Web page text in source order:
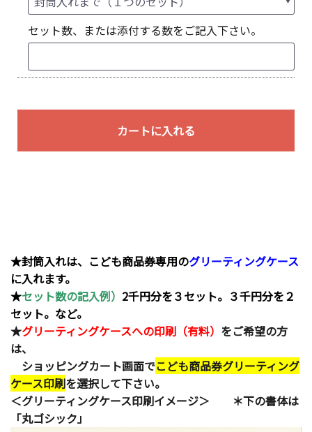
セット数、または添付する数をご記入下さい。
カートに入れる
★封筒入れは、こども商品券専用のグリーティングケース
に入れます。
★セット数の記入例） 2千円分を３セット。３千円分を２
セット。など。
★グリーティングケースへの印刷（有料） をご希望の方
は、
ショッピングカート画面でこども商品券グリーティング
ケース印刷を選択して下さい。
＜グリーティングケース印刷イメージ＞ ＊下の書体は
「丸ゴシック」